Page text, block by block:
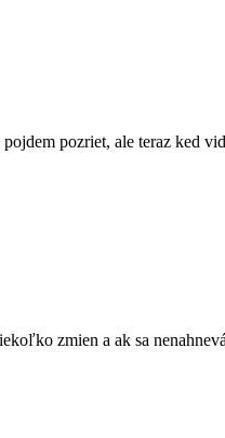
pozriet, ale teraz ked
zmien a ak sa